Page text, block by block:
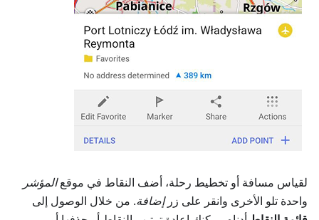
لقياس مسافة أو تخطيط رحلة، أضف النقاط في موقعالمؤشر
واحدة تلو الأخرى وانقر على زرإضافة. من خلال الوصول إلى